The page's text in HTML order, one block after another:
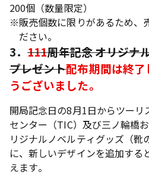
200個（数量限定）
※販売個数に限りがあるため、
ださい。
3．111周年記念 オリジナ
プレゼント配布期間は終
うございました。
開局記念日の8月1日からツー
センター（TIC）及び三ノ輪橋
リジナルノベルティグッズ（靴
に、新しいデザインを追加する
えます。